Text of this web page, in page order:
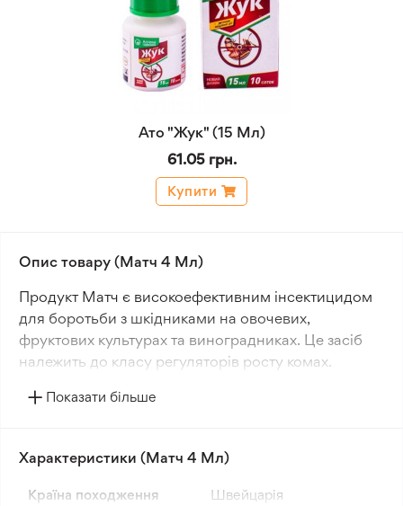
Ато "Жук" (15 Мл)
61.05 грн.
Купити
Опис товару (Матч 4 Мл)
Продукт Матч є високоефективним інсектицидом
для боротьби з шкідниками на овочевих,
фруктових культурах та виноградниках. Це засіб
належить до класу регуляторів росту комах.
Однією з ключових переваг Матча є його
негативно на корисних членистоногих, таких як
ентомофаги та запилювачі.
Показати більше
Характеристики (Матч 4 Мл)
Країна походження Швейцарія